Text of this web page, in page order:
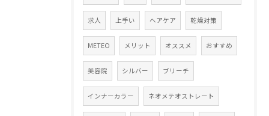
求人 上手い ヘアケア 乾燥対策
METEO メリット オススメ おすすめ
美容院 シルバー ブリーチ
インナーカラー ネオメテオストレート